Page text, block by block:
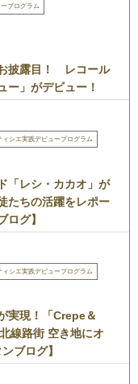
プログラム
披露目！ レコール
ー」がデビュー！
ィシエ実践デビュープログラム
「レシ・カカオ」が
たちの活躍をレポー
ログ】
ィシエ実践デビュープログラム
実現！「Crepe＆
線路街 空き地にオ
ブログ】